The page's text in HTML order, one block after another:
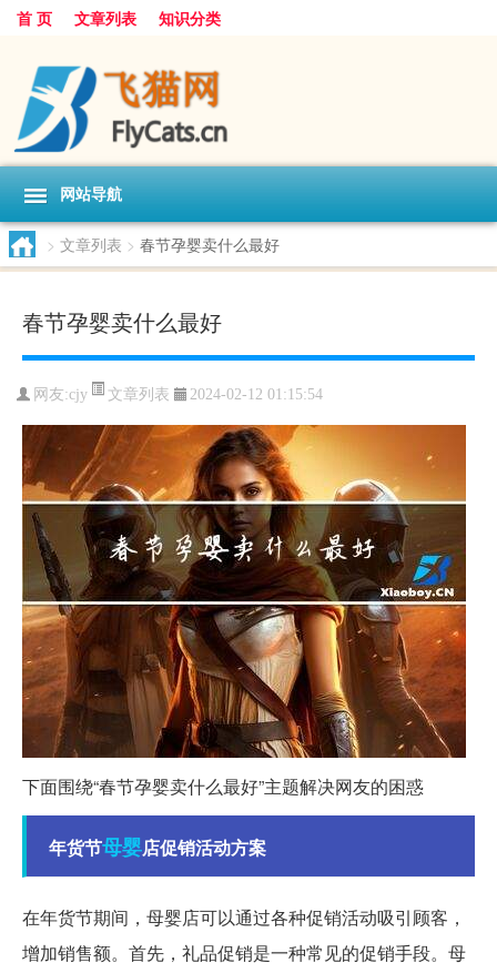
首 页 文章列表 知识分类
网站导航
> 文章列表 > 春节孕婴卖什么最好
春节孕婴卖什么最好
网友:cjy 文章列表 2024-02-12 01:15:54
下面围绕“春节孕婴卖什么最好”主题解决网友的困惑
年货节母婴店促销活动方案
在年货节期间，母婴店可以通过各种促销活动吸引顾客，
增加销售额。首先，礼品促销是一种常见的促销手段。母